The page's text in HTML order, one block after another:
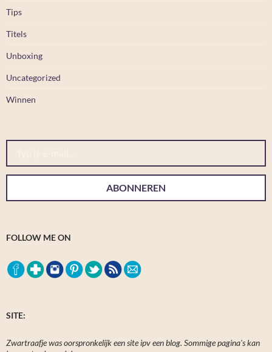
Tips
Titels
Unboxing
Uncategorized
Winnen
Typ je e-mail...
ABONNEREN
FOLLOW ME ON
SITE:
Zwartraafje was oorspronkelijk een site ipv een blog. Sommige pagina's kan